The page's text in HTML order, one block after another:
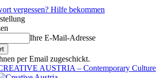
vergessen? Hilfe bekommen
Ihre E-Mail-Adresse
per Email zugeschickt.
AUSTRIA – Contemporary Culture